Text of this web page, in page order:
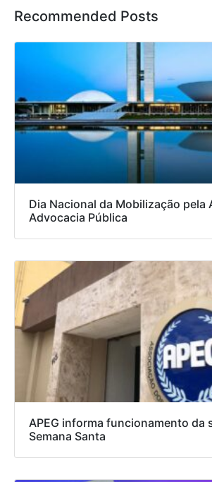
Recommended Posts
Dia Nacional da Mobilização pela
Advocacia Pública
APEG informa funcionamento da
Semana Santa